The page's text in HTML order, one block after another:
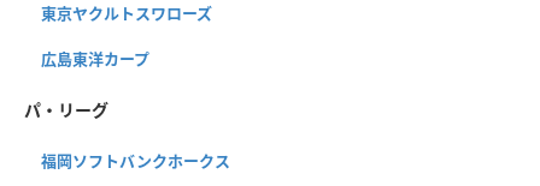
東京ヤクルトスワローズ
広島東洋カープ
パ・リーグ
福岡ソフトバンクホークス